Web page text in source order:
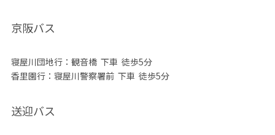
京阪バス
寝屋川団地行：観音橋 下車 徒歩5分
香里園行：寝屋川警察署前 下車 徒歩5分
送迎バス